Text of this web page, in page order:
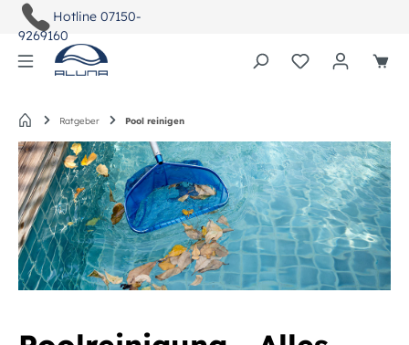
Hotline 07150-
9269160
Du hast 0
StartseiteRatgeber Pool reinigen